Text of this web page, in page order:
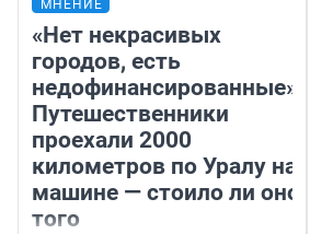
МНЕНИЕ
«Нет некрасивых
городов, есть
недофинансированные».
Путешественники
проехали 2000
километров по Уралу на
машине — стоило ли оно
того